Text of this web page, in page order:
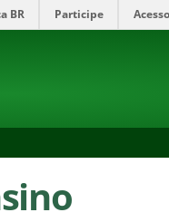
BR Participe